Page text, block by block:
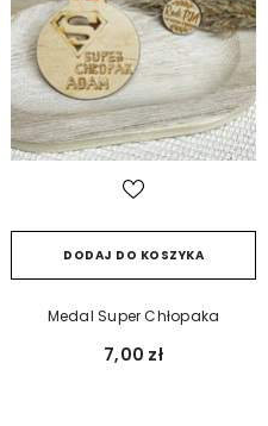
DODAJ DO KOSZYKA
Medal Super Chłopaka
7,00 zł